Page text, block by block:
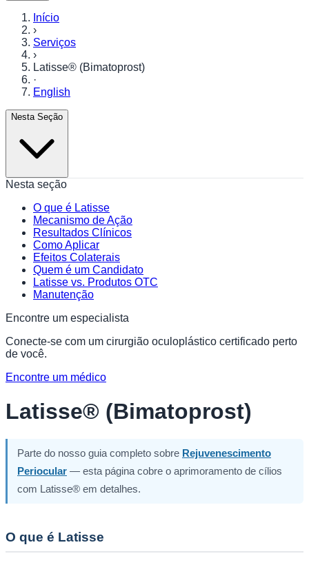
Início
›
Serviços
›
Latisse® (Bimatoprost)
·
English
Nesta Seção
Nesta seção
O que é Latisse
Mecanismo de Ação
Resultados Clínicos
Como Aplicar
Efeitos Colaterais
Quem é um Candidato
Latisse vs. Produtos OTC
Manutenção
Encontre um especialista
Conecte-se com um cirurgião oculoplástico certificado perto
de você.
Encontre um médico
Latisse® (Bimatoprost)
Parte do nosso guia completo sobre Rejuvenescimento
Periocular — esta página cobre o aprimoramento de cílios
com Latisse® em detalhes.
O que é Latisse